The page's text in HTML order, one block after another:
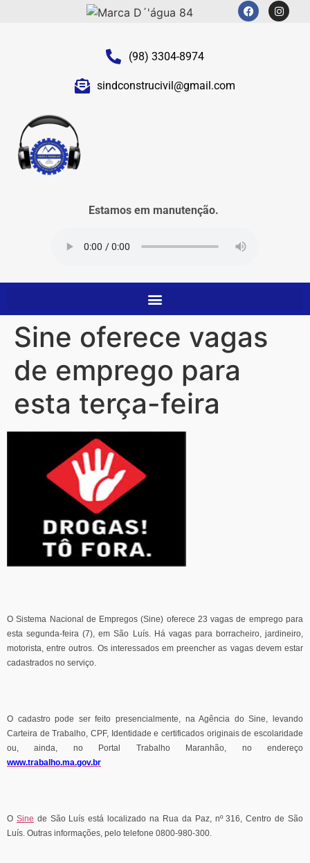
(98) 3304-8974
sindconstrucivil@gmail.com
Estamos em manutenção.
Sine oferece vagas
de emprego para
esta terça-feira
O Sistema Nacional de Empregos (Sine) oferece 23 vagas de emprego para
esta segunda-feira (7), em São Luís. Há vagas para borracheiro, jardineiro,
motorista, entre outros. Os interessados em preencher as vagas devem estar
cadastrados no serviço.
O cadastro pode ser feito presencialmente, na Agência do Sine, levando
Carteira de Trabalho, CPF, Identidade e certificados originais de escolaridade
ou, ainda, no Portal Trabalho Maranhão, no endereço
www.trabalho.ma.gov.br
O Sine de São Luís está localizado na Rua da Paz, nº 316, Centro de São
Luís. Outras informações, pelo telefone 0800-980-300.